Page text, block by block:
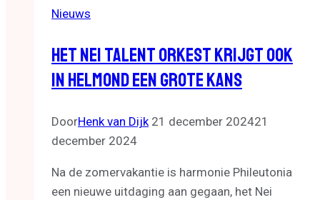
de
Goorloop
Nieuws
Het Nei Talent Orkest Krijgt Ook
In Helmond Een Grote Kans
DoorHenk van Dijk 21 december 202421
december 2024
Na de zomervakantie is harmonie Phileutonia
een nieuwe uitdaging aan gegaan, het Nei